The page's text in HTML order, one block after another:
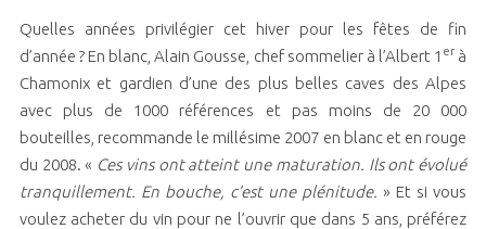
Quelles années privilégier cet hiver pour les fêtes de fin
d’année ? En blanc, Alain Gousse, chef sommelier à l’Albert 1 erà
Chamonix et gardien d’une des plus belles caves des Alpes
avec plus de 1000 références et pas moins de 20 000
bouteilles, recommande le millésime 2007 en blanc et en rouge
du 2008. « Ces vins ont atteint une maturation. Ils ont évolué
tranquillement. En bouche, c’est une plénitude. » Et si vous
voulez acheter du vin pour ne l’ouvrir que dans 5 ans, préférez